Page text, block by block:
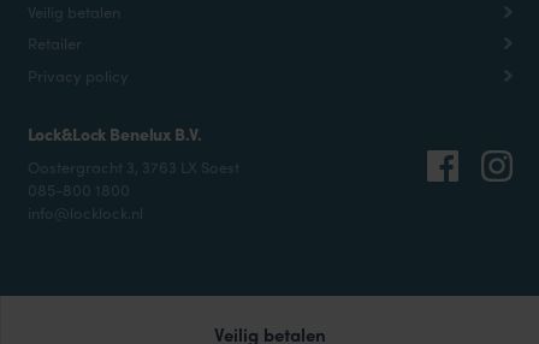
Veilig betalen
Retailer
Privacy policy
Lock&Lock Benelux B.V.
Oostergracht 3, 3763 LX Soest
085-800 1800
info@locklock.nl
Veilig betalen